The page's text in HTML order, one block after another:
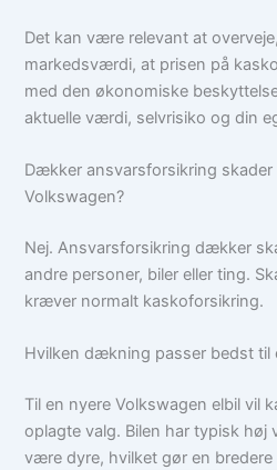
Det kan være relevant at
markedsværdi, at prisen på
med den økonomiske
aktuelle værdi, selvrisiko og din
Dækker ansvarsforsikring skader
Volkswagen?
Nej. Ansvarsforsikring dækker
andre personer, biler eller ting.
kræver normalt kaskoforsikring.
Hvilken dækning passer bedst til
Til en nyere Volkswagen elbil vil
oplagte valg. Bilen har typisk
være dyre, hvilket gør en